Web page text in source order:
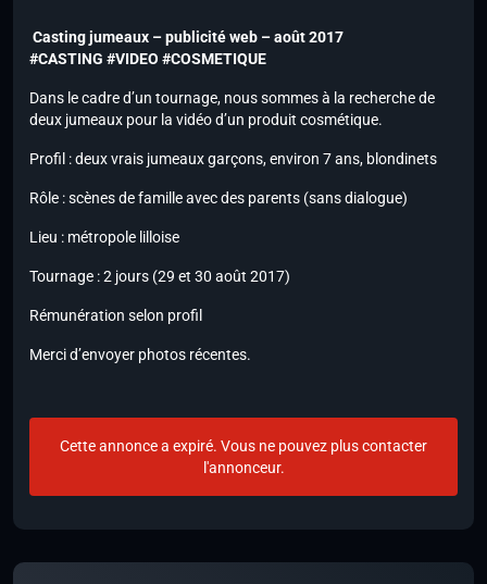
Casting jumeaux – publicité web – août 2017
#CASTING #VIDEO #COSMETIQUE
Dans le cadre d’un tournage, nous sommes à la recherche de
deux jumeaux pour la vidéo d’un produit cosmétique.
Profil : deux vrais jumeaux garçons, environ 7 ans, blondinets
Rôle : scènes de famille avec des parents (sans dialogue)
Lieu : métropole lilloise
Tournage : 2 jours (29 et 30 août 2017)
Rémunération selon profil
Merci d’envoyer photos récentes.
Cette annonce a expiré. Vous ne pouvez plus contacter
l'annonceur.